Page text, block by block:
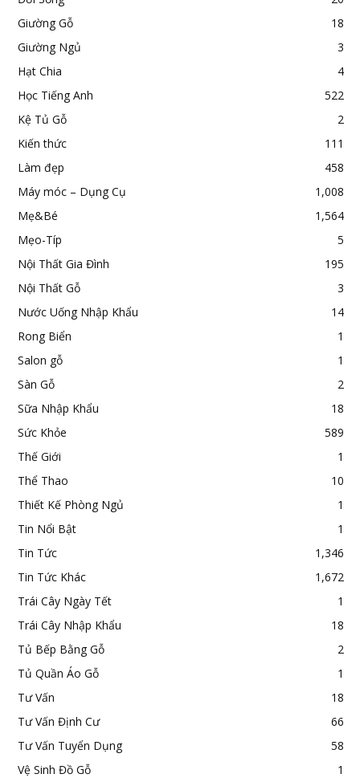
Giường Gỗ
18
Giường Ngủ
3
Hạt Chia
4
Học Tiếng Anh
522
Kệ Tủ Gỗ
2
Kiến thức
111
Làm đẹp
458
Máy móc – Dụng Cụ
1,008
Mẹ&Bé
1,564
Mẹo-Típ
5
Nội Thất Gia Đình
195
Nội Thất Gỗ
3
Nước Uống Nhập Khẩu
14
Rong Biển
1
Salon gỗ
1
Sàn Gỗ
2
Sữa Nhập Khẩu
18
Sức Khỏe
589
Thế Giới
1
Thể Thao
10
Thiết Kế Phòng Ngủ
1
Tin Nổi Bật
1
Tin Tức
1,346
Tin Tức Khác
1,672
Trái Cây Ngày Tết
1
Trái Cây Nhập Khẩu
18
Tủ Bếp Bằng Gỗ
2
Tủ Quần Áo Gỗ
1
Tư Vấn
18
Tư Vấn Định Cư
66
Tư Vấn Tuyển Dụng
58
Vệ Sinh Đồ Gỗ
1